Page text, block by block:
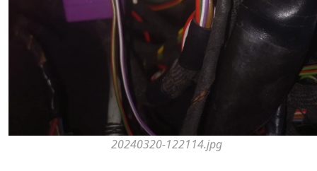
20240320-122114.jpg